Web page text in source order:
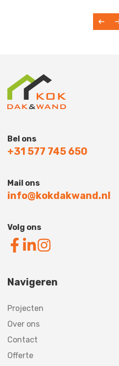
Bel ons
+31 577 745 650
Mail ons
info@kokdakwand.nl
Volg ons
Navigeren
Projecten
Over ons
Contact
Offerte